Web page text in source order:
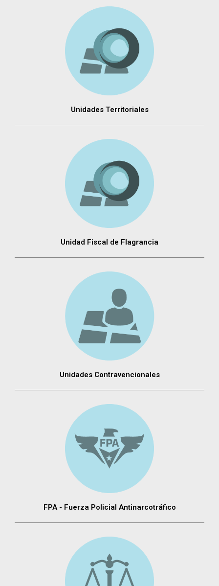
Unidades Territoriales
Unidad Fiscal de Flagrancia
Unidades Contravencionales
FPA - Fuerza Policial Antinarcotráfico